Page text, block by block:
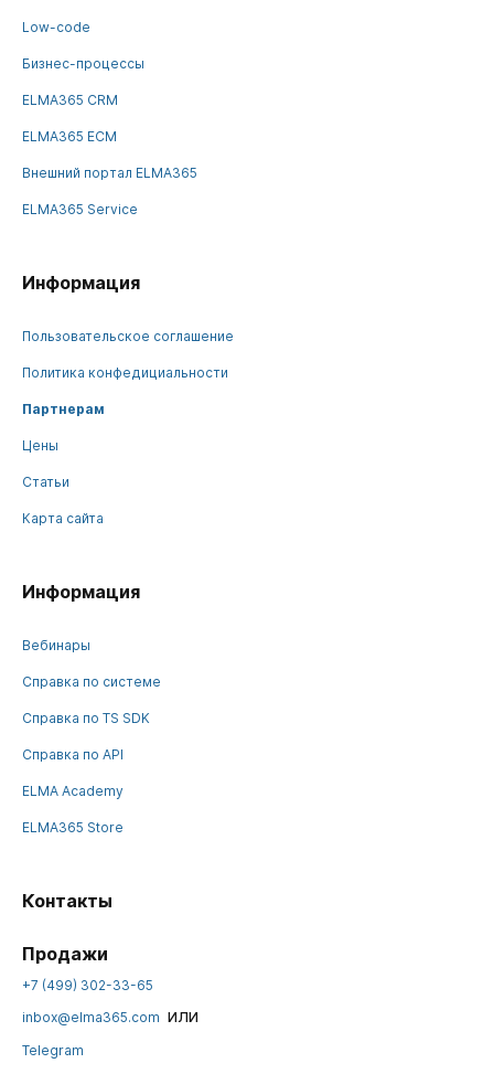
Low-code
Бизнес-процессы
ELMA365 CRM
ELMA365 ECM
Внешний портал ELMA365
ELMA365 Service
Информация
Пользовательское соглашение
Политика конфедициальности
Партнерам
Цены
Статьи
Карта сайта
Информация
Вебинары
Справка по системе
Справка по TS SDK
Справка по API
ELMA Academy
ELMA365 Store
Контакты
Продажи
+7 (499) 302-33-65
inbox@elma365.com или
Telegram